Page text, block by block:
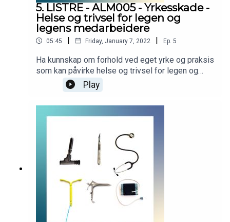
5. LISTRE - ALM005 - Yrkesskade -
Helse og trivsel for legen og
legens medarbeidere
05:45 | Friday, January 7, 2022 | Ep. 5
Ha kunnskap om forhold ved eget yrke og praksis
som kan påvirke helse og trivsel for legen og
legens medarbeidere; samt kjenne til hvordan
yrkesskade kan forebygges. Podcasten er
Helsedirektoratet har finansiert utviklingen av
utarbeidet av KVALLM (allmennlegene Kristian
Høines og Morten Munkvik). Podcasten er ingen
fasit for hvordan læringsmålene skal tolkes, men
skal bidra til refleksjon rundt læringsmålene i
allmennmedisin.
Play